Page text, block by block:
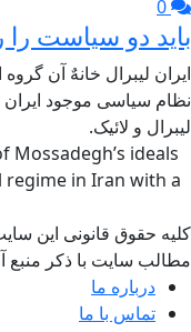
باید دو سیاست
ایران لیبرال خانهٌ آن
نظام سیاسی موجود ایران
لیبرال و لائیک.
ideals
in Iran with a
مطالب سایت با ذکر منبع
درباره ما
تماس با ما